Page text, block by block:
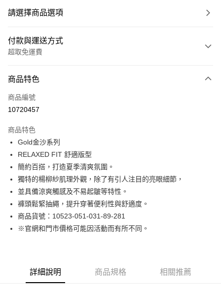
請選擇商品選項
付款與運送方式
超取免運費
信用卡一次付款
LINE Pay
街口支付
悠遊付
Google Pay
貨到付款
運送方式
付款後7-11取貨
商品特色
商品編號
10720457
商品特色
Gold金沙系列
RELAXED FIT 舒適版型
簡約百搭，打造夏季清爽氛圍。
獨特的楊柳紗肌理外觀，除了有引人注目的亮眼細節，
並具備涼爽觸感及不易起皺等特性。
褲頭鬆緊抽繩，提升穿著便利性與舒適度。
商品貨號：10523-051-031-89-281
※官網和門市價格可能因活動而有所不同。
詳細說明 商品規格 相關推薦